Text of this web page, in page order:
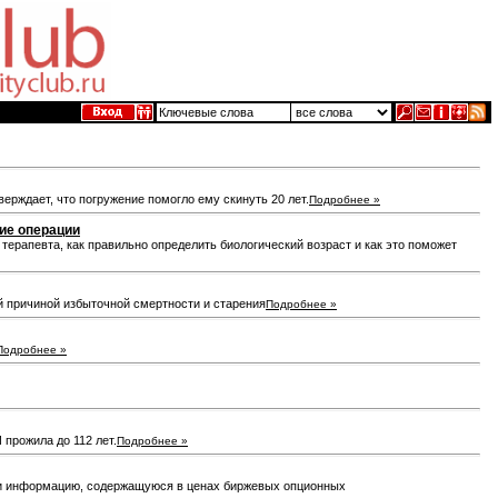
что погружение помогло ему скинуть 20 лет.Подробнее »
операции
как правильно определить биологический возраст и как это поможет
избыточной смертности и старенияПодробнее »
»
до 112 лет.Подробнее »
информацию, содержащуюся в ценах биржевых опционных